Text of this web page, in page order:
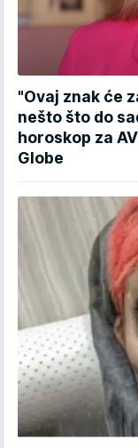
"Ovaj znak će
nešto što do
horoskop za
Globe